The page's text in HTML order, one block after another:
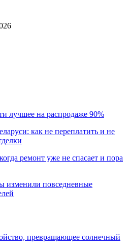
лучшее на распродаже 90%
как не переплатить и не
ремонт уже не спасает и пора
изменили повседневные
превращающее солнечный